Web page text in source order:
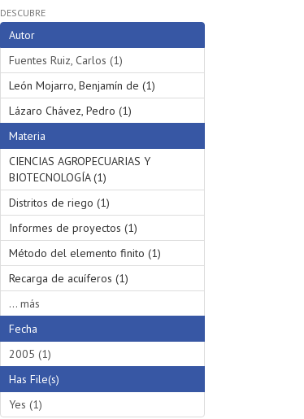
DESCUBRE
Autor
Fuentes Ruiz, Carlos (1)
León Mojarro, Benjamín de (1)
Lázaro Chávez, Pedro (1)
Materia
CIENCIAS AGROPECUARIAS Y
BIOTECNOLOGÍA (1)
Distritos de riego (1)
Informes de proyectos (1)
Método del elemento finito (1)
Recarga de acuíferos (1)
... más
Fecha
2005 (1)
Has File(s)
Yes (1)